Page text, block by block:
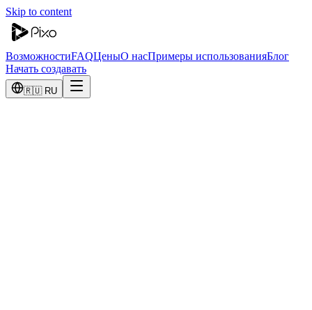
Skip to content
ВозможностиFAQЦеныО насПримеры использованияБлог
Начать создавать
🇷🇺 RU